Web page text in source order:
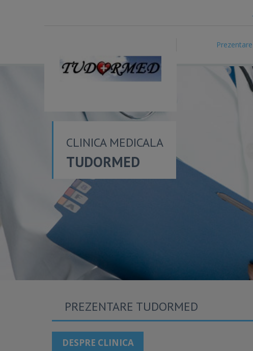
Prezentare
CLINICA MEDICALA
TUDORMED
PREZENTARE TUDORMED
DESPRE CLINICA